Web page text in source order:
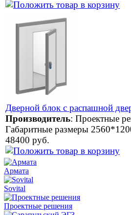
Дверной блок с распашной
Производитель: Проектные
Габаритные размеры
48400 руб.
Армата
Sovital
Проектные решения